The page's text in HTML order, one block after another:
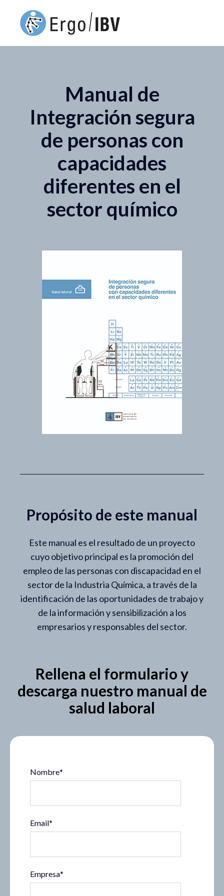
Manual de
Integración segura
de personas con
capacidades
diferentes en el
sector químico
Propósito de este manual
Este manual es el resultado de un proyecto
cuyo objetivo principal es la promoción del
empleo de las personas con discapacidad en el
sector de la Industria Química, a través de la
identificación de las oportunidades de trabajo y
de la información y sensibilización a los
empresarios y responsables del sector.
Rellena el formulario y
descarga nuestro manual de
salud laboral
Nombre*
Email*
Empresa*